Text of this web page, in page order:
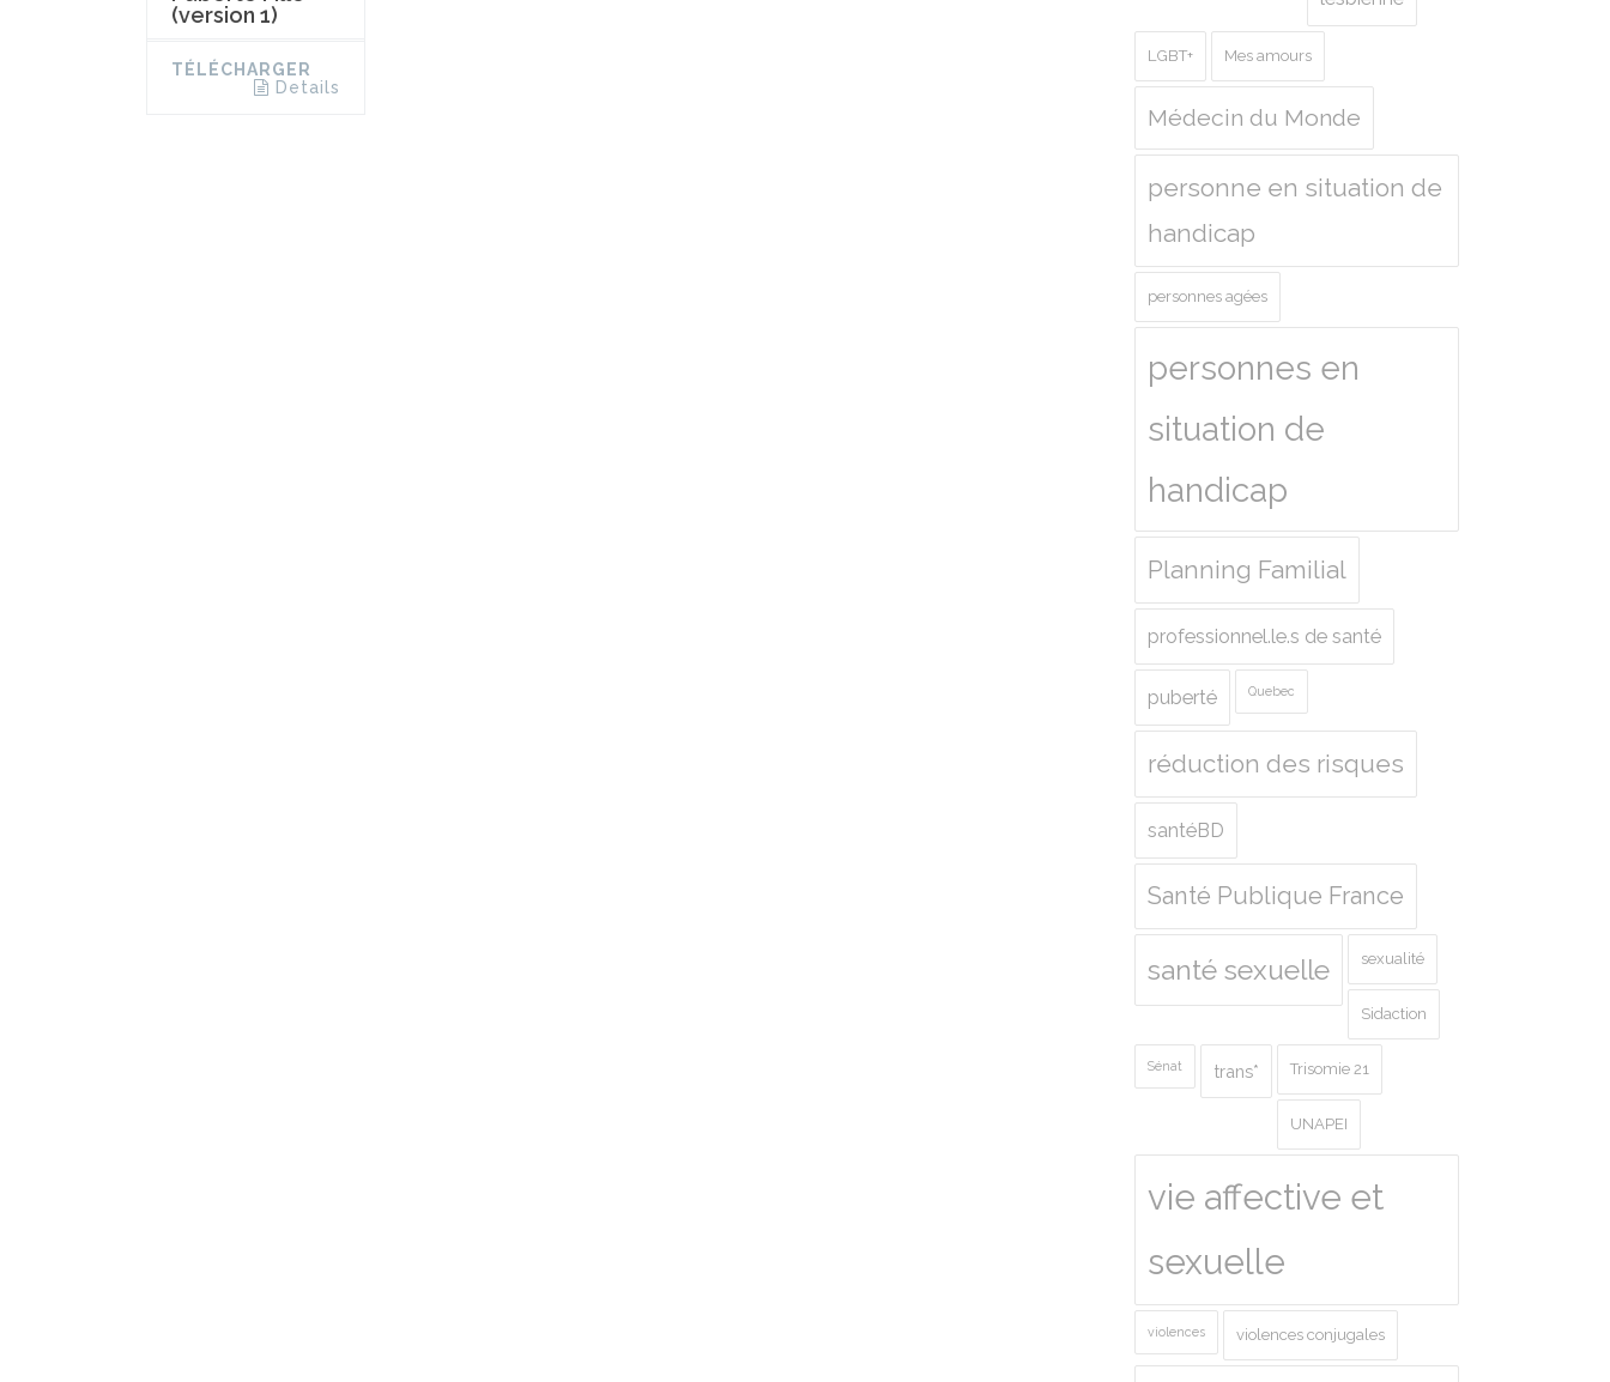
(version 1)
TÉLÉCHARGER
Details
LGBT+ Mes amours
Médecin du Monde
personne en situation de
handicap
personnes agées
personnes en
situation de
handicap
Planning Familial
professionnel.le.s de santé
puberté Quebec
réduction des risques
santéBD
Santé Publique France
santé sexuelle sexualité
Sidaction
Sénat trans* Trisomie 21
UNAPEI
vie affective et
sexuelle
violences violences conjugales